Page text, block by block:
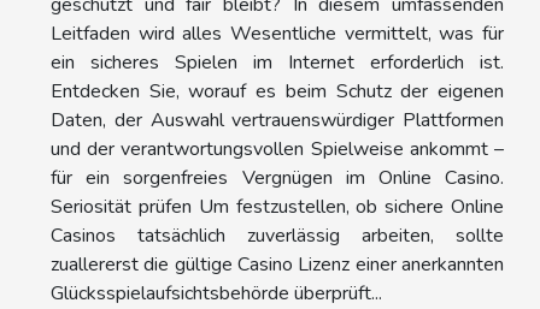
geschützt und fair bleibt? In diesem umfassenden
Leitfaden wird alles Wesentliche vermittelt, was für
ein sicheres Spielen im Internet erforderlich ist.
Entdecken Sie, worauf es beim Schutz der eigenen
Daten, der Auswahl vertrauenswürdiger Plattformen
und der verantwortungsvollen Spielweise ankommt –
für ein sorgenfreies Vergnügen im Online Casino.
Seriosität prüfen Um festzustellen, ob sichere Online
Casinos tatsächlich zuverlässig arbeiten, sollte
zuallererst die gültige Casino Lizenz einer anerkannten
Glücksspielaufsichtsbehörde überprüft...